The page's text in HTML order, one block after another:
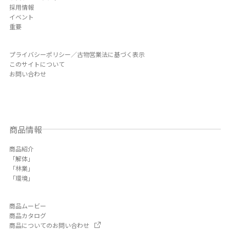
採用情報
イベント
重要
プライバシーポリシー／古物営業法に基づく表示
このサイトについて
お問い合わせ
商品情報
商品紹介
「解体」
「林業」
「環境」
商品ムービー
商品カタログ
商品についてのお問い合わせ